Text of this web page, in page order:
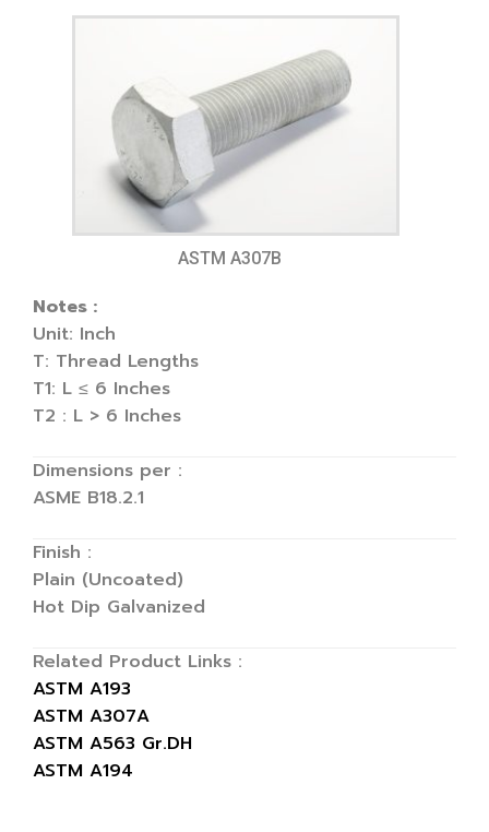
ASTM A307B
Notes :
Unit: Inch
T: Thread Lengths
T1: L ≤ 6 Inches
T2 : L > 6 Inches
Dimensions per :
ASME B18.2.1
Finish :
Plain (Uncoated)
Hot Dip Galvanized
Related Product Links :
ASTM A193
ASTM A307A
ASTM A563 Gr.DH
ASTM A194